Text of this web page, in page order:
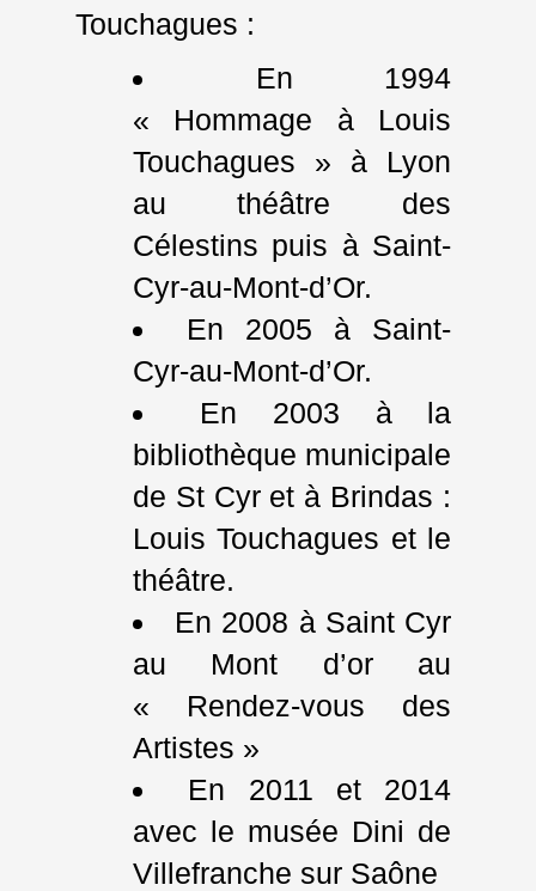
Touchagues :
En 1994
« Hommage à Louis
Touchagues » à Lyon
au théâtre des
Célestins puis à Saint-
Cyr-au-Mont-d’Or.
En 2005 à Saint-
Cyr-au-Mont-d’Or.
En 2003 à la
bibliothèque municipale
de St Cyr et à Brindas :
Louis Touchagues et le
théâtre.
En 2008 à Saint Cyr
au Mont d’or au
« Rendez-vous des
Artistes »
En 2011 et 2014
avec le musée Dini de
Villefranche sur Saône